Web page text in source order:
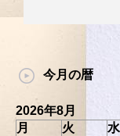
今月の暦
2026年8月
月
火 水